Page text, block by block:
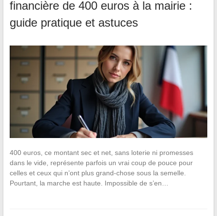
financière de 400 euros à la mairie :
guide pratique et astuces
400 euros, ce montant sec et net, sans loterie ni promesses
dans le vide, représente parfois un vrai coup de pouce pour
celles et ceux qui n’ont plus grand-chose sous la semelle.
Pourtant, la marche est haute. Impossible de s’en…